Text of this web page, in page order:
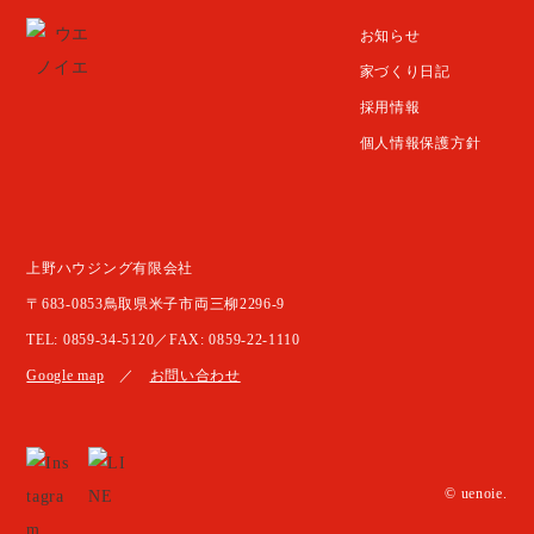
© uenoie.
お知らせ
家づくり日記
採用情報
個人情報保護方針
上野ハウジング有限会社
〒683-0853鳥取県米子市両三柳2296-9
TEL: 0859-34-5120／FAX: 0859-22-1110
Google map ／ お問い合わせ